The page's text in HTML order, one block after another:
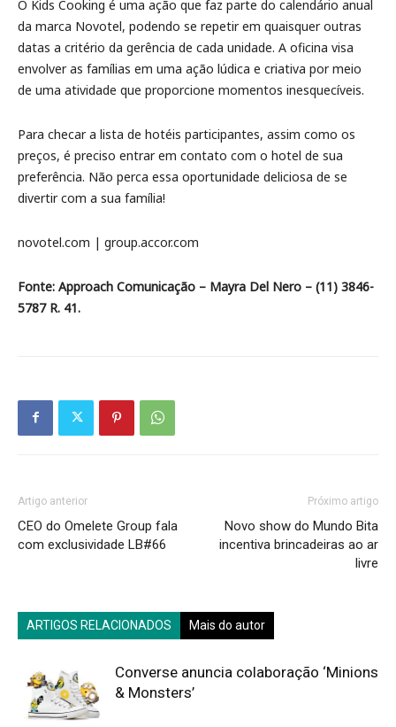
O Kids Cooking é uma ação que faz parte do calendário anual
da marca Novotel, podendo se repetir em quaisquer outras
datas a critério da gerência de cada unidade. A oficina visa
envolver as famílias em uma ação lúdica e criativa por meio
de uma atividade que proporcione momentos inesquecíveis.
Para checar a lista de hotéis participantes, assim como os
preços, é preciso entrar em contato com o hotel de sua
preferência. Não perca essa oportunidade deliciosa de se
divertir com a sua família!
novotel.com | group.accor.com
Fonte: Approach Comunicação – Mayra Del Nero – (11) 3846-
5787 R. 41.
Artigo anterior
CEO do Omelete Group fala
com exclusividade LB#66
Próximo artigo
Novo show do Mundo Bita
incentiva brincadeiras ao ar
livre
ARTIGOS RELACIONADOS Mais do autor
Converse anuncia colaboração ‘Minions
& Monsters’